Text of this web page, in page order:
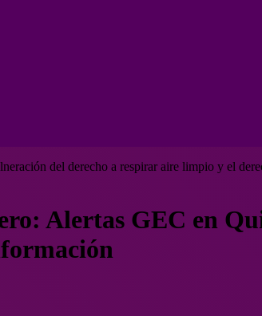
del derecho a respirar aire limpio y el
Alertas GEC en